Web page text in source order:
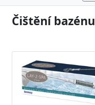
Čištění bazénu